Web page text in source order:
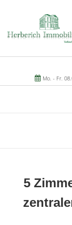
Mo. - Fr.
5